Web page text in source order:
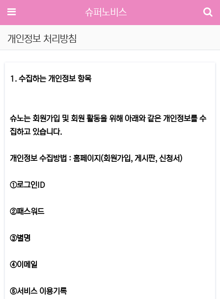
메뉴 슈퍼노비스
개인정보 처리방침
1. 수집하는 개인정보 항목
슈노는 회원가입 및 회원 활동을 위해 아래와 같은 개인정보를 수
집하고 있습니다.
개인정보 수집방법 : 홈페이지(회원가입, 게시판, 신청서)
①로그인ID
②패스워드
③별명
④이메일
⑤서비스 이용기록